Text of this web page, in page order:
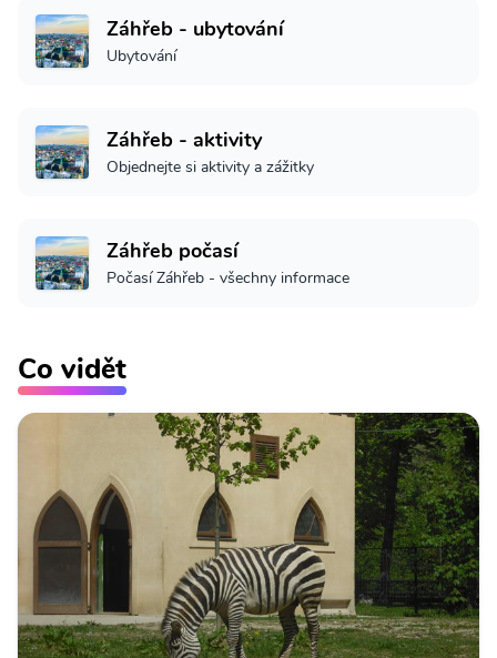
Záhřeb - ubytování
Ubytování
Záhřeb - aktivity
Objednejte si aktivity a zážitky
Záhřeb počasí
Počasí Záhřeb - všechny informace
Co vidět